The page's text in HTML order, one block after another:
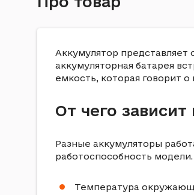
Аккумулятор представляет
аккумуляторная батарея
емкость, которая говорит
От чего
Разные аккумуляторы
работоспособность
Температура